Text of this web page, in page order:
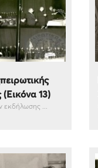
13)
εκδήλωσης ...